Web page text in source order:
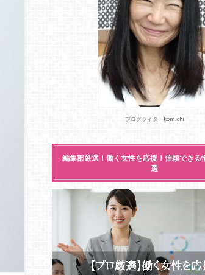
ブログライターkomichi
編集部厳選！働く女性を応援！信頼できる
選